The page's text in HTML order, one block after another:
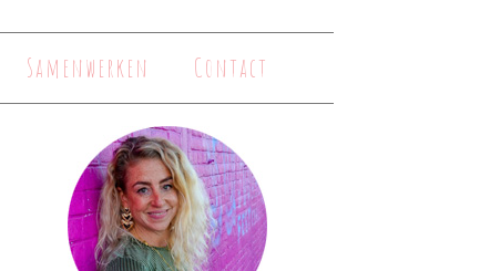
Samenwerken Contact